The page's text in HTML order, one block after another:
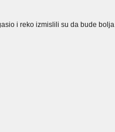
i reko izmislili su da bude